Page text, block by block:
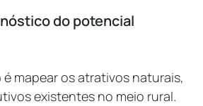
do potencial
é mapear os atrativos naturais,
existentes no meio rural.